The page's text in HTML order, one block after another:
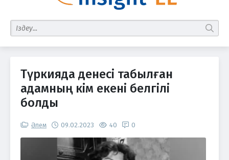
табу
Түркияда денесі табылған
адамның кім екені белгілі
болды
Әлем 09.02.2023 40 0